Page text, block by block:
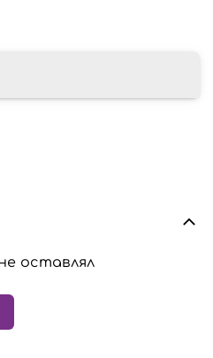
оставлял